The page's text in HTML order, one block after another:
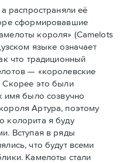
распространяли её
сформировавшие
короля» (Camelots
языке означает
что традиционный
— «королевские
Скорее это были
имя было созвучно
Артура, поэтому
колорита я буду
Вступая в ряды
что будут всеми
Камелоты стали